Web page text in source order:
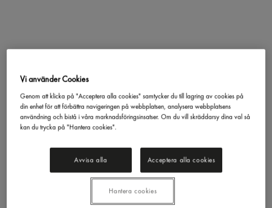
Citron Kolsyrat Vatten Pet
7,31 kr/st + pant
Inkl. moms
Jmf.pris : 14,62 kr /l + pant
EAN:
7310400020731
LÅDA ({0} ST)
Vi använder Cookies
Genom att klicka på "Acceptera alla cookies" samtycker du till lagring av cookies på
din enhet för att förbättra navigeringen på webbplatsen, analysera webbplatsens
användning och bistå i våra marknadsföringsinsatser. Om du vill skräddarsy dina val så
kan du trycka på "Hantera cookies".
Avvisa alla Acceptera alla cookies
Hantera cookies